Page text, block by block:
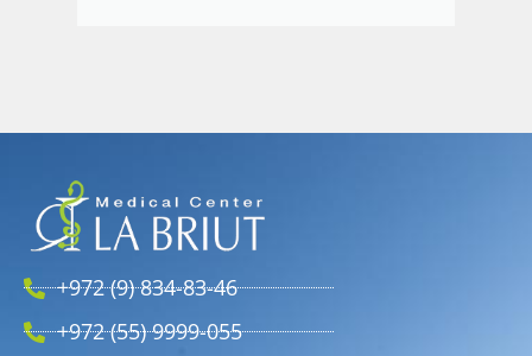
+972 (9) 834-83-46
+972 (55) 9999-055